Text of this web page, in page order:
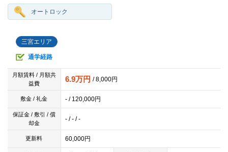
オートロック
三宮エリア
通学経路
月額賃料 / 月額共
益費
6.9万円 / 8,000円
敷金 / 礼金 - / 120,000円
保証金 / 敷引 / 償
却金
- / - / -
更新料 60,000円